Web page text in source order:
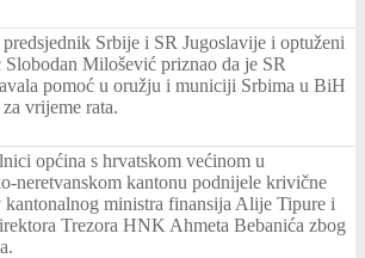
Srbije i SR Jugoslavije i optuženi
Slobodan Milošević priznao da je SR
pomoć u oružju i municiji Srbima u BiH
vrijeme rata.
općina s hrvatskom većinom u
neretvanskom kantonu podnijele krivične
ministra finansija Alije Tipure i
Trezora HNK Ahmeta Bebanića zbog